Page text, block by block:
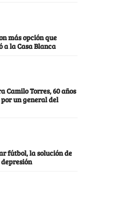
más opción que
la Casa Blanca
Camilo Torres, 60 años
un general del
fútbol, la solución de